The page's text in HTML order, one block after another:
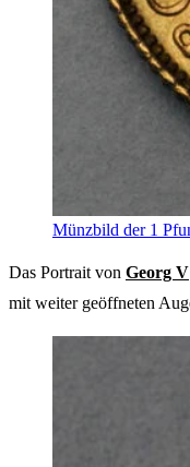
Münzbild der 1
Das Portrait von Georg V
mit weiter geöffneten